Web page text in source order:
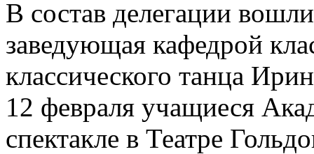
В состав делегации
заведующая кафедрой
классического танца
12 февраля учащиеся
спектакле в Театре